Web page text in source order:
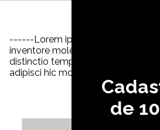
------Lorem ipsum dolor sit amet
inventore molestiae quia
distinctio tempora veniam quia
adipisci hic molestiae, amet
de